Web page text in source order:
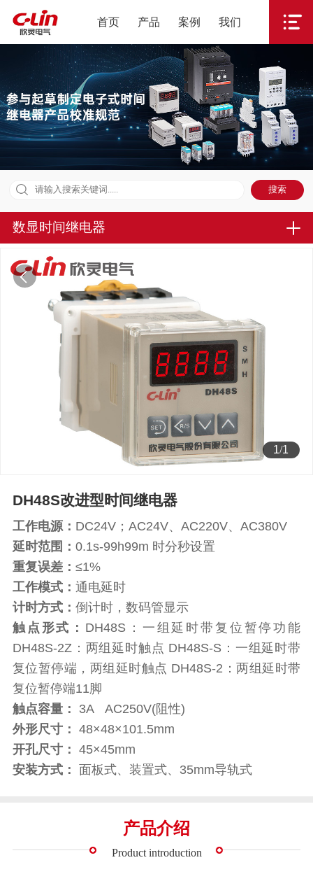
首页 产品 案例 我们
数显时间继电器
1/1
DH48S改进型时间继电器
工作电源： DC24V；AC24V、AC220V、AC380V
延时范围： 0.1s-99h99m 时分秒设置
重复误差： ≤1%
工作模式： 通电延时
计时方式： 倒计时，数码管显示
触点形式： DH48S：一组延时带复位暂停功能
DH48S-2Z：两组延时触点 DH48S-S：一组延时带
复位暂停端，两组延时触点 DH48S-2：两组延时带
复位暂停端11脚
触点容量：
3A AC250V(阻性)
外形尺寸： 48×48×101.5mm
开孔尺寸： 45×45mm
安装方式：
面板式、装置式、35mm导轨式
产品介绍
Product introduction